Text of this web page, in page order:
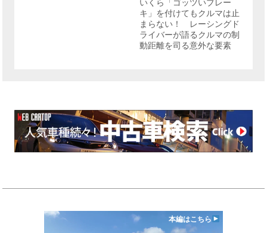
いくら「ゴッツいブレー
キ」を付けてもクルマは止
まらない！ レーシングド
ライバーが語るクルマの制
動距離を司る意外な要素
本編はこちら